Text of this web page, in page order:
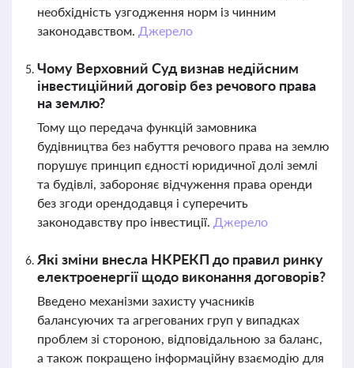
необхідність узгодження норм із чинним
законодавством. Джерело
Чому Верховний Суд визнав недійсним
інвестиційний договір без речового права
на землю?
Тому що передача функцій замовника
будівництва без набуття речового права на землю
порушує принцип єдності юридичної долі землі
та будівлі, забороняє відчуження права оренди
без згоди орендодавця і суперечить
законодавству про інвестиції. Джерело
Які зміни внесла НКРЕКП до правил ринку
електроенергії щодо виконання договорів?
Введено механізми захисту учасників
балансуючих та агрегованих груп у випадках
проблем зі стороною, відповідальною за баланс,
а також покращено інформаційну взаємодію для